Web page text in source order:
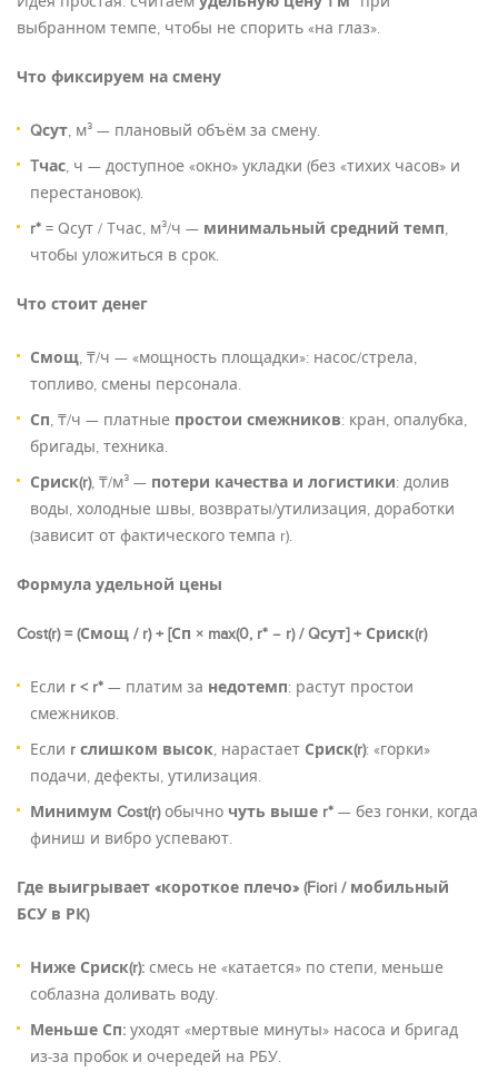
выбранном темпе, чтобы не спорить «на глаз».
Что фиксируем на смену
Qсут, м³ — плановый объём за смену.
Tчас, ч — доступное «окно» укладки (без «тихих часов» и
перестановок).
r* = Qсут / Tчас, м³/ч — минимальный средний темп,
чтобы уложиться в срок.
Что стоит денег
Смощ, ₸/ч — «мощность площадки»: насос/стрела,
топливо, смены персонала.
Сп, ₸/ч — платные простои смежников: кран, опалубка,
бригады, техника.
Сриск(r), ₸/м³ — потери качества и логистики: долив
воды, холодные швы, возвраты/утилизация, доработки
(зависит от фактического темпа r).
Формула удельной цены
Cost(r) = (Смощ / r) + [Сп × max(0, r* − r) / Qсут] + Сриск(r)
Если r < r* — платим за недотемп: растут простои
смежников.
Если r слишком высок, нарастает Сриск(r): «горки»
подачи, дефекты, утилизация.
Минимум Cost(r)обычно чуть выше r* — без гонки, когда
финиш и вибро успевают.
Где выигрывает «короткое плечо» (Fiori / мобильный
БСУ в РК)
Ниже Сриск(r): смесь не «катается» по степи, меньше
соблазна доливать воду.
Меньше Сп: уходят «мертвые минуты» насоса и бригад
из-за пробок и очередей на РБУ.